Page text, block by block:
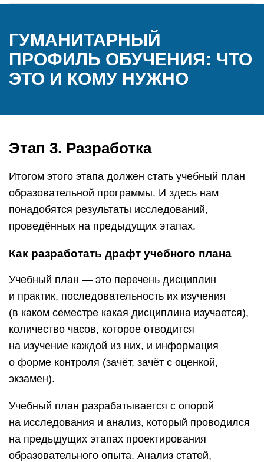
ГУМАНИТАРНЫЙ
ПРОФИЛЬ ОБУЧЕНИЯ: ЧТО
ЭТО И КОМУ НУЖНО
Этап 3. Разработка
Итогом этого этапа должен стать учебный план
образовательной программы. И здесь нам
понадобятся результаты исследований,
проведённых на предыдущих этапах.
Как разработать драфт учебного плана
Учебный план — это перечень дисциплин
и практик, последовательность их изучения
(в каком семестре какая дисциплина изучается),
количество часов, которое отводится
на изучение каждой из них, и информация
о форме контроля (зачёт, зачёт с оценкой,
экзамен).
Учебный план разрабатывается с опорой
на исследования и анализ, который проводился
на предыдущих этапах проектирования
образовательного опыта. Анализ статей,